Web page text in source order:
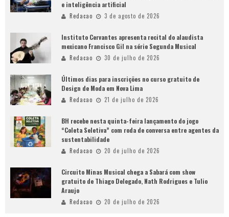
e inteligência artificial
Redacao 3 de agosto de 2026
Instituto Cervantes apresenta recital do alaudista
mexicano Francisco Gil na série Segunda Musical
Redacao 30 de julho de 2026
Últimos dias para inscrições no curso gratuito de
Design de Moda em Nova Lima
Redacao 21 de julho de 2026
BH recebe nesta quinta-feira lançamento do jogo
“Coleta Seletiva” com roda de conversa entre agentes da
sustentabilidade
Redacao 20 de julho de 2026
Circuito Minas Musical chega a Sabará com show
gratuito de Thiago Delegado, Nath Rodrigues e Tulio
Araujo
Redacao 20 de julho de 2026